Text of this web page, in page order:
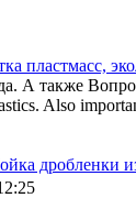
пластмасс,
А также
Also
дробленки